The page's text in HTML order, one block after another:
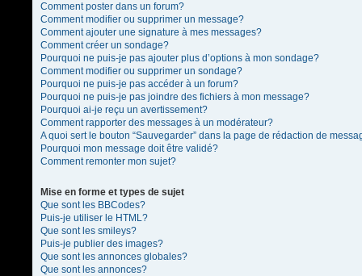
Comment poster dans un forum?
Comment modifier ou supprimer un message?
Comment ajouter une signature à mes messages?
Comment créer un sondage?
Pourquoi ne puis-je pas ajouter plus d’options à mon sondage?
Comment modifier ou supprimer un sondage?
Pourquoi ne puis-je pas accéder à un forum?
Pourquoi ne puis-je pas joindre des fichiers à mon message?
Pourquoi ai-je reçu un avertissement?
Comment rapporter des messages à un modérateur?
A quoi sert le bouton “Sauvegarder” dans la page de rédaction de
Pourquoi mon message doit être validé?
Comment remonter mon sujet?
Mise en forme et types de sujet
Que sont les BBCodes?
Puis-je utiliser le HTML?
Que sont les smileys?
Puis-je publier des images?
Que sont les annonces globales?
Que sont les annonces?